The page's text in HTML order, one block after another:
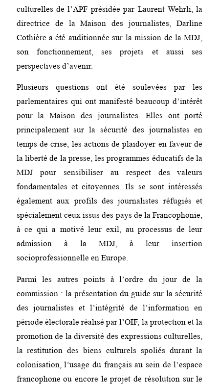
culturelles de l’APF présidée par Laurent Wehrli, la
directrice de la Maison des journalistes, Darline
Cothière a été auditionnée sur la mission de la MDJ,
son fonctionnement, ses projets et aussi ses
perspectives d’avenir.
Plusieurs questions ont été soulevées par les
parlementaires qui ont manifesté beaucoup d’intérêt
pour la Maison des journalistes. Elles ont porté
principalement sur la sécurité des journalistes en
temps de crise, les actions de plaidoyer en faveur de
la liberté de la presse, les programmes éducatifs de la
MDJ pour sensibiliser au respect des valeurs
fondamentales et citoyennes. Ils se sont intéressés
également aux profils des journalistes réfugiés et
spécialement ceux issus des pays de la Francophonie,
à ce qui a motivé leur exil, au processus de leur
admission à la MDJ, à leur insertion
socioprofessionnelle en Europe.
Parmi les autres points à l’ordre du jour de la
commission : la présentation du guide sur la sécurité
des journalistes et l’intégrité de l’information en
période électorale réalisé par l’OIF, la protection et la
promotion de la diversité des expressions culturelles,
la restitution des biens culturels spoliés durant la
colonisation, l’usage du français au sein de l’espace
francophone ou encore le projet de résolution sur le